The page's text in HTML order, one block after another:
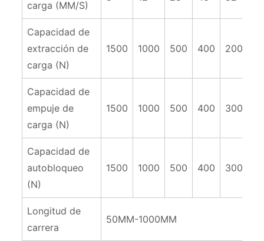
carga (MM/S)
Capacidad de
extracción de
carga (N)
1500 1000 500 400 200
Capacidad de
empuje de
carga (N)
1500 1000 500 400 300
Capacidad de
autobloqueo
(N)
1500 1000 500 400 300
Longitud de
carrera
50MM-1000MM